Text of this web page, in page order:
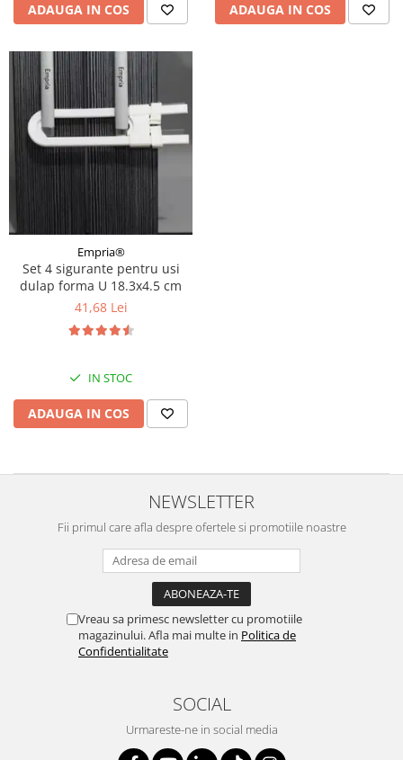
ADAUGA IN COS ADAUGA IN COS
Empria®
Set 4 sigurante pentru usi
dulap forma U 18.3x4.5 cm
41,68 Lei
IN STOC
ADAUGA IN COS
NEWSLETTER
Fii primul care afla despre ofertele si promotiile noastre
Vreau sa primesc newsletter cu promotiile
magazinului. Afla mai multe in Politica de
Confidentialitate
SOCIAL
Urmareste-ne in social media